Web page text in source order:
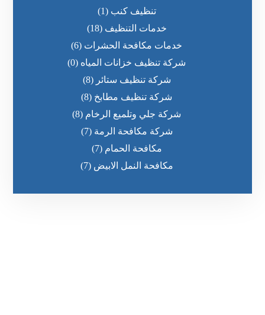
تنظيف كنب (1)
خدمات التنظيف (18)
خدمات مكافحة الحشرات (6)
شركة تنظيف خزانات المياه (0)
شركة تنظيف ستائر (8)
شركة تنظيف مطابخ (8)
شركة جلي وتلميع الرخام (8)
شركة مكافحة الرمة (7)
مكافحة الحمام (7)
مكافحة النمل الابيض (7)